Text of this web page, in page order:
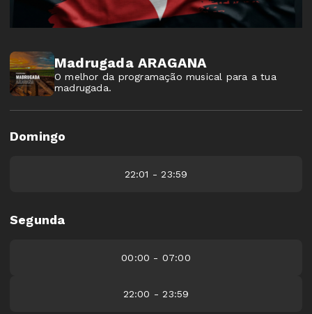
Madrugada ARAGANA
O melhor da programação musical para a tua
madrugada.
Domingo
22:01 - 23:59
Segunda
00:00 - 07:00
22:00 - 23:59